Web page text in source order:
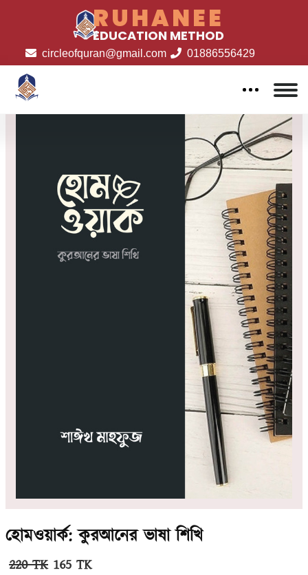
RUHANEE
EDUCATION METHOD
circleofquran@gmail.com 01886556429
হোমওয়ার্ক: কুরআনের ভাষা শিখি
220 TK165 TK